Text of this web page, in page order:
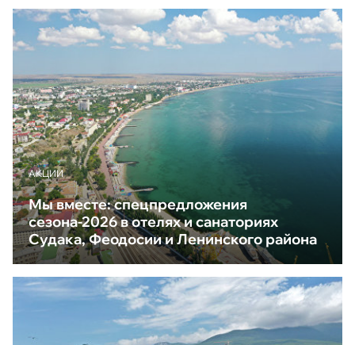
АКЦИИ
Мы вместе: спецпредложения
сезона-2026 в отелях и санаториях
Судака, Феодосии и Ленинского района